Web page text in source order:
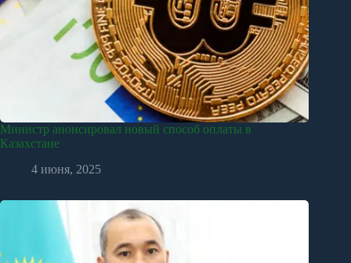
Министр анонсировал новый способ оплаты в
Казахстане
4 июня, 2025